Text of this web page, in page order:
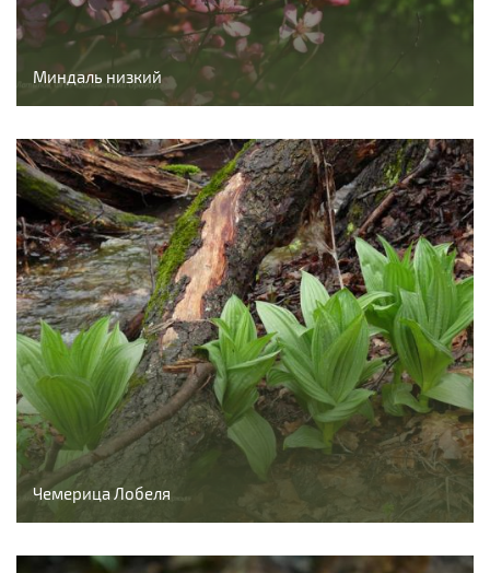
Миндаль низкий
Чемерица Лобеля